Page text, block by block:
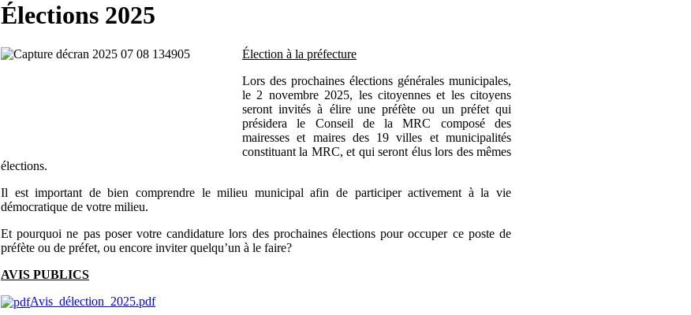
Élections 2025
Élection à la préfecture
Lors des prochaines élections générales municipales,
le 2 novembre 2025, les citoyennes et les citoyens
seront invités à élire une préfète ou un préfet qui
présidera le Conseil de la MRC composé des
mairesses et maires des 19 villes et municipalités
constituant la MRC, et qui seront élus lors des mêmes
élections.
Il est important de bien comprendre le milieu municipal afin de participer activement à la vie
démocratique de votre milieu.
Et pourquoi ne pas poser votre candidature lors des prochaines élections pour occuper ce poste de
préfète ou de préfet, ou encore inviter quelqu’un à le faire?
AVIS PUBLICS
Avis_délection_2025.pdf